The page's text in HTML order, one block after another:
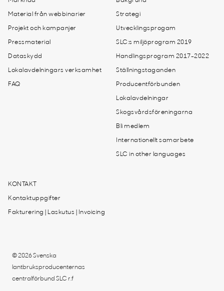
Material från webbinarier
Projekt och kampanjer
Pressmaterial
Dataskydd
Lokalavdelningars verksamhet
FAQ
Strategi
Utvecklingsprogam
SLC:s miljöprogram 2019
Handlingsprogram 2017-2022
Ställningstaganden
Producentförbunden
Lokalavdelningar
Skogsvårdsföreningarna
Bli medlem
Internationellt samarbete
SLC in other languages
KONTAKT
Kontaktuppgifter
Fakturering | Laskutus | Invoicing
© 2026 Svenska
lantbruksproducenternas
centralförbund SLC r.f